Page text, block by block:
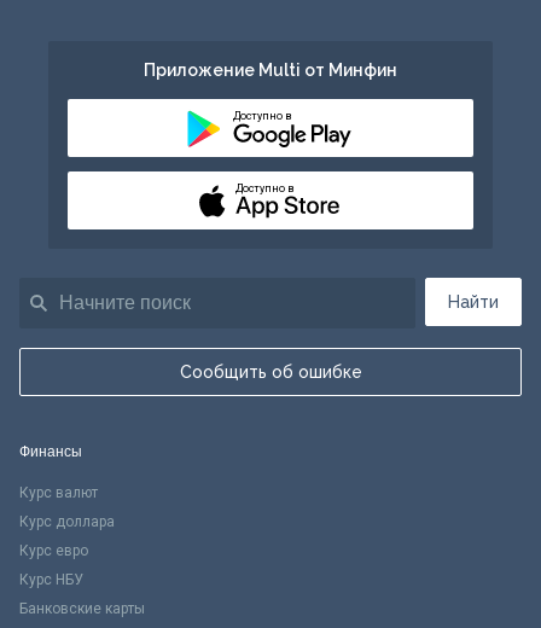
Найти
Сообщить об ошибке
Приложение Multi от Минфин
Доступно в
Доступно в
Финансы
Курс валют
Курс доллара
Курс евро
Курс НБУ
Банковские карты